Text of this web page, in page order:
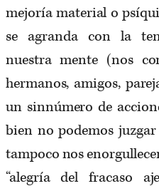
mejoría material o
se agranda con la
nuestra mente (nos
hermanos, amigos,
un sinnúmero de
bien no podemos
tampoco nos
“alegría del fracaso